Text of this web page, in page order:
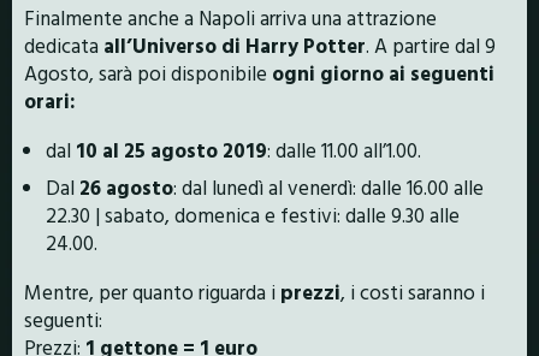
Finalmente anche a Napoli arriva una attrazione
dedicata all’Universo di Harry Potter. A partire dal 9
Agosto, sarà poi disponibile ogni giorno ai seguenti
orari:
dal 10 al 25 agosto 2019: dalle 11.00 all’1.00.
Dal 26 agosto: dal lunedì al venerdì: dalle 16.00 alle
22.30 | sabato, domenica e festivi: dalle 9.30 alle
24.00.
Mentre, per quanto riguarda i prezzi, i costi saranno i
seguenti:
Prezzi: 1 gettone = 1 euro